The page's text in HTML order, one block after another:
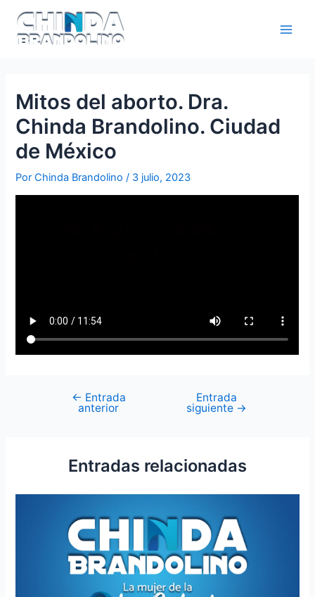
Mitos del aborto. Dra.
Chinda Brandolino. Ciudad
de México
PorChinda Brandolino/ 3 julio, 2023
← Entrada
anterior
Entrada
siguiente →
Entradas relacionadas